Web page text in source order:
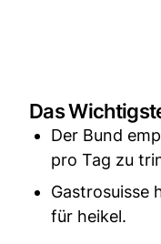
Das
Der Bund
pro Tag zu
Gastrosuisse
für heikel.